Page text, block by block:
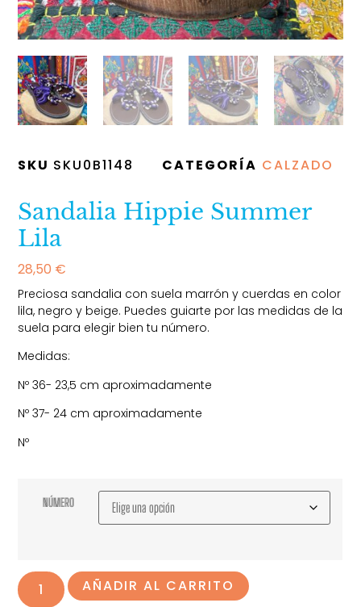
SKU SKU0B1148 CATEGORÍA CALZADO
Sandalia Hippie Summer
Lila
28,50 €
Preciosa sandalia con suela marrón y cuerdas en color
lila, negro y beige. Puedes guiarte por las medidas de la
suela para elegir bien tu número.
Medidas:
Nº 36- 23,5 cm aproximadamente
Nº 37- 24 cm aproximadamente
Nº
NÚMERO
AÑADIR AL CARRITO